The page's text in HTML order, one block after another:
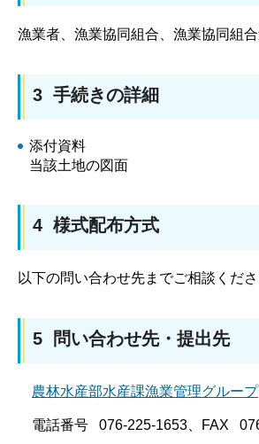
漁業者、漁業協同組合、漁業協同組
3 手続きの詳細
添付資料
当該土地の図面
4 様式配布方式
以下の問い合わせ先までご相談くださ
5 問い合わせ先・提出先
農林水産部水産課漁業管理グループ
電話番号 076-225-1653、FAX